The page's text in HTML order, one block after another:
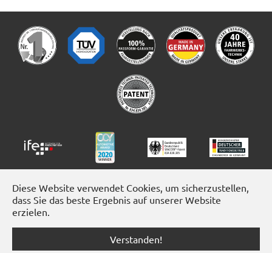
Diese Website verwendet Cookies, um sicherzustellen,
dass Sie das beste Ergebnis auf unserer Website
erzielen.
Verstanden!
Instagram